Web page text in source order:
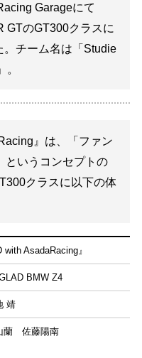
Garageにて
GTのGT300クラスに
。チーム名は「Studie
』は、「ファン
というコンセプトの
クラスに以下の体
with AsadaRacing』
BMW Z4
靖
蘭 佐藤陽南